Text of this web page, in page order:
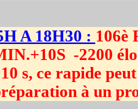
A 18H30 : 106è
-2200
s, ce rapide
à un